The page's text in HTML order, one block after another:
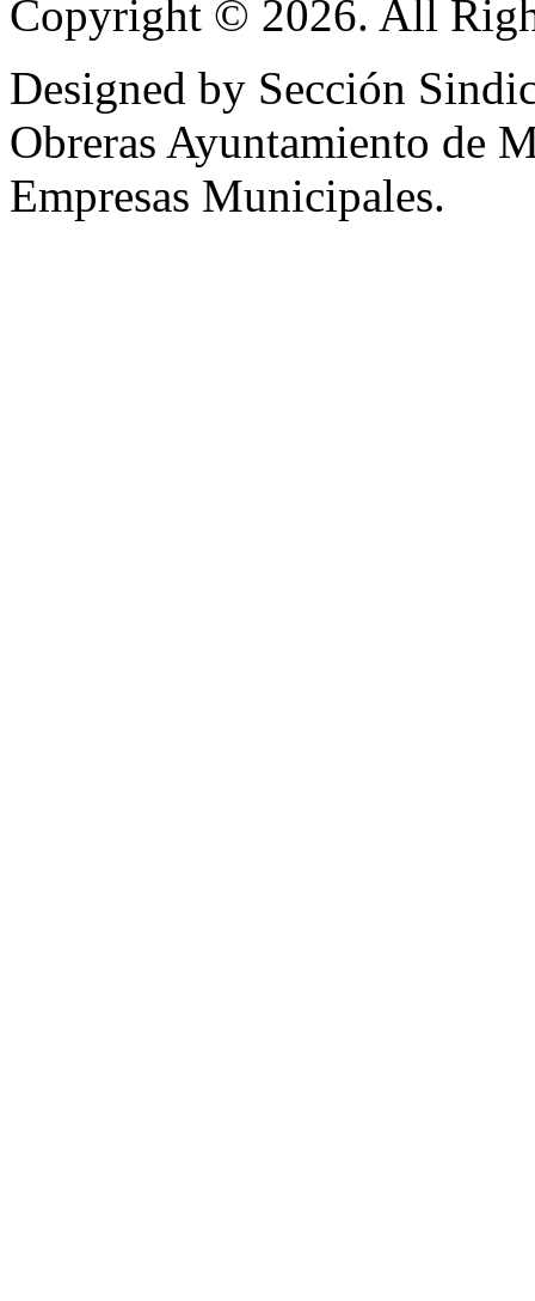
Copyright © 2026. All
Designed by Sección
Obreras Ayuntamiento de
Empresas Municipales.